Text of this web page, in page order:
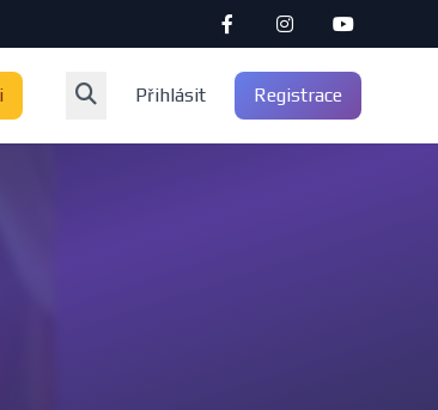
Přihlásit Registrace